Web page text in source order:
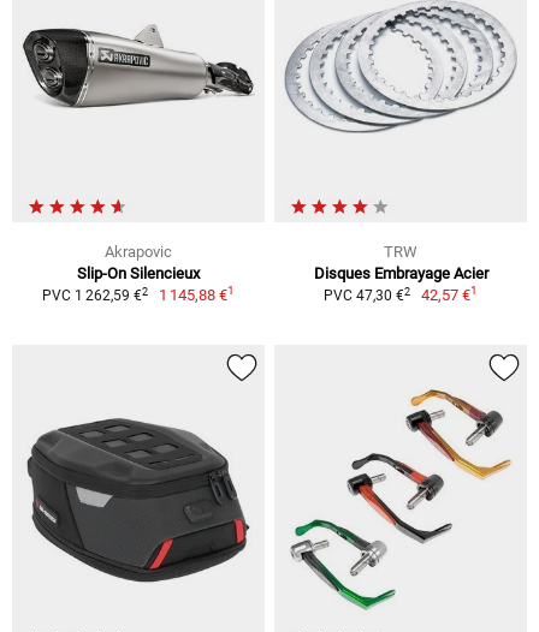
Akrapovic
Slip-On Silencieux
PVC 1 262,59 €2 1 145,88 €1
TRW
Disques Embrayage Acier
PVC 47,30 €2 42,57 €1